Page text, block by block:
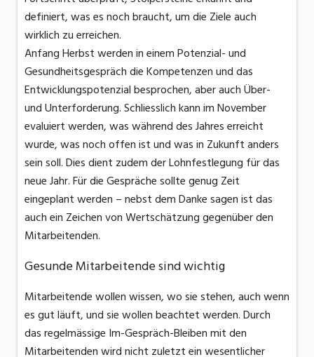
definiert, was es noch braucht, um die Ziele auch
wirklich zu erreichen.
Anfang Herbst werden in einem Potenzial- und
Gesundheitsgespräch die Kompetenzen und das
Entwicklungspotenzial besprochen, aber auch Über-
und Unterforderung. Schliesslich kann im November
evaluiert werden, was während des Jahres erreicht
wurde, was noch offen ist und was in Zukunft anders
sein soll. Dies dient zudem der Lohnfestlegung für das
neue Jahr. Für die Gespräche sollte genug Zeit
eingeplant werden – nebst dem Danke sagen ist das
auch ein Zeichen von Wertschätzung gegenüber den
Mitarbeitenden.
Gesunde Mitarbeitende sind wichtig
Mitarbeitende wollen wissen, wo sie stehen, auch wenn
es gut läuft, und sie wollen beachtet werden. Durch
das regelmässige Im-Gespräch-Bleiben mit den
Mitarbeitenden wird nicht zuletzt ein wesentlicher